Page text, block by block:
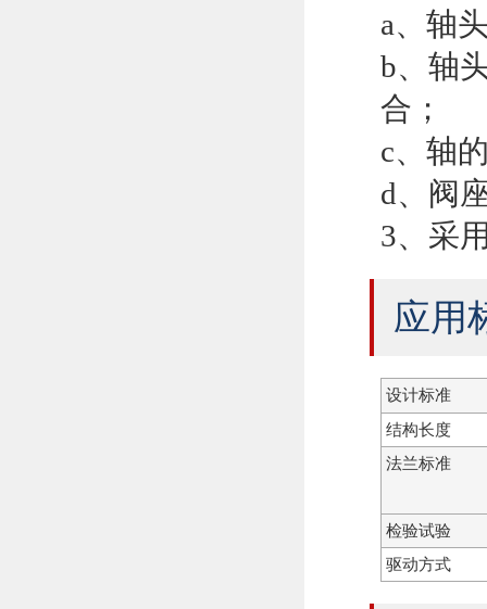
a、轴
b、轴
合；
c、轴
d、阀
3、采
应用
设计标准
结构长度
法兰标准
检验试验
驱动方式